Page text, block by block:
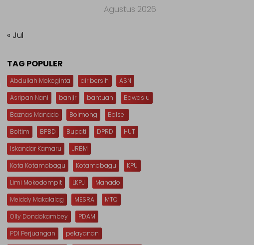
Agustus 2026
« Jul
TAG POPULER
Abdullah Mokoginta air bersih
ASN
Asripan Nani
banjir bantuan
Bawaslu
Baznas Manado
Bolmong
Bolsel
Boltim
BPBD Bupati DPRD
HUT
Iskandar Kamaru
JRBM
Kota Kotamobagu
Kotamobagu
KPU
Limi Mokodompit
LKPJ
Manado
Meiddy Makalalag
MESRA
MTQ
Olly Dondokambey
PDAM
PDI Perjuangan
pelayanan